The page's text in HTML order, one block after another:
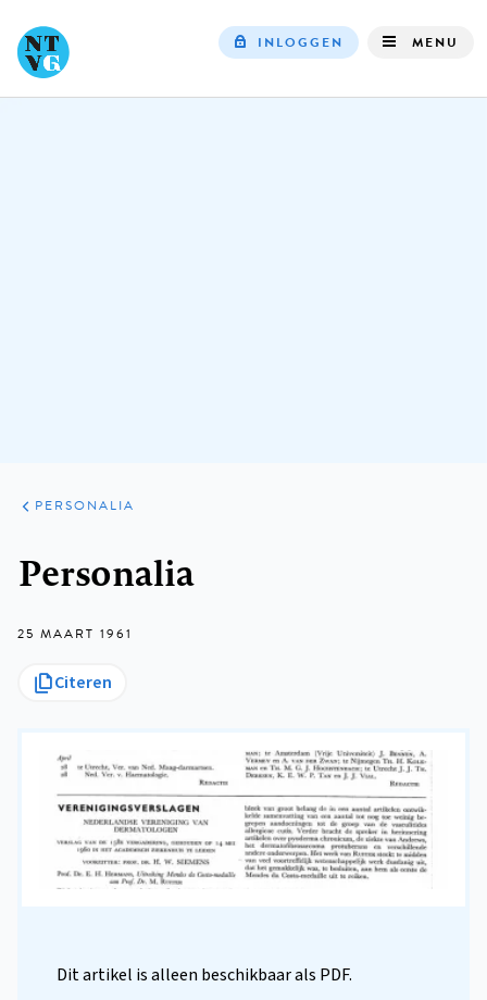
INLOGGEN MENU
ARTIKELEN
VARIA
PERSONALIA
Personalia
25 MAART 1961
Citeren
Dit artikel is alleen beschikbaar als PDF.